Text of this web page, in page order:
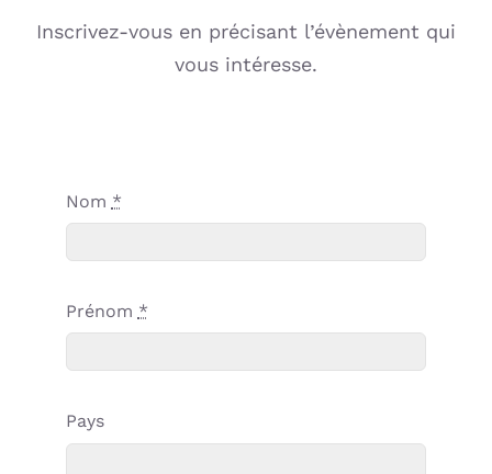
Inscrivez-vous en précisant l’évènement qui
vous intéresse.
Nom *
Prénom *
Pays